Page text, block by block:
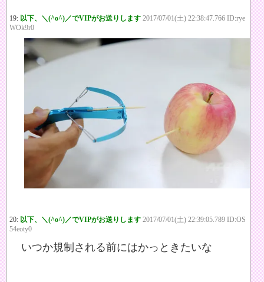
19: 以下、＼(^o^)／でVIPがお送りします 2017/07/01(土) 22:38:47.766 ID:rye
WOk9r0
20: 以下、＼(^o^)／でVIPがお送りします 2017/07/01(土) 22:39:05.789 ID:OS
54eoty0
いつか規制される前にはかっときたいな